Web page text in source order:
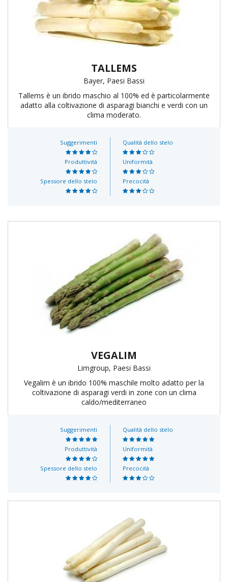
TALLEMS
Bayer, Paesi Bassi
Tallems è un ibrido maschio al 100% ed è particolarmente
adatto alla coltivazione di asparagi bianchi e verdi con un
clima moderato.
Suggerimenti
Produttività
Spessore dello stelo
Qualità dello stelo
Uniformità
Precocità
VEGALIM
Limgroup, Paesi Bassi
Vegalim è un ibrido 100% maschile molto adatto per la
coltivazione di asparagi verdi in zone con un clima
caldo/mediterraneo
Suggerimenti
Produttività
Spessore dello stelo
Qualità dello stelo
Uniformità
Precocità